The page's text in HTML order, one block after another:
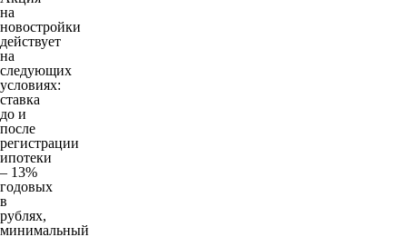
на
новостройки
действует
на
следующих
условиях:
ставка
до и
после
регистрации
ипотеки
– 13%
годовых
в
рублях,
минимальный